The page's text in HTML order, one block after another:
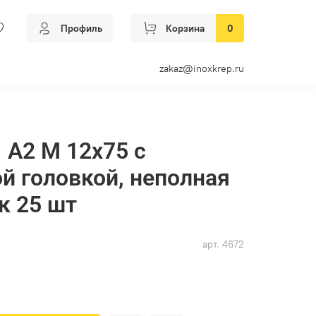
Профиль Корзина 0
zakaz@inoxkrep.ru
арт. 4672
А2 M 12х75 с
головкой, неполная
25 шт